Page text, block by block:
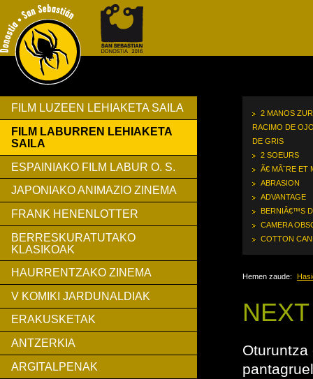
FILM LUZEEN LEHIAKETA SAILA
FILM LABURREN LEHIAKETA
SAILA
ESPAINIAKO FILM LABUR O. S.
JAPONIAKO ANIMAZIO ZINEMA
FRANK HENENLOTTER
BERRESKURATUTAKO
KLASIKOAK
HAURRENTZAKO ZINEMA
V KOMIKI JARDUNALDIAK
ERAKUSKETAK
ANTZERKIA
ARGITALPENAK
2 MANOS
RACIMO DE
DE GRIS
2 SOEURS
Ã€ MÃ¨RE ET
ABRASION
ADVANTAGE
BERNIÂ€™S
CAMERA
COTTON
Hemen zaude:
Oturuntza